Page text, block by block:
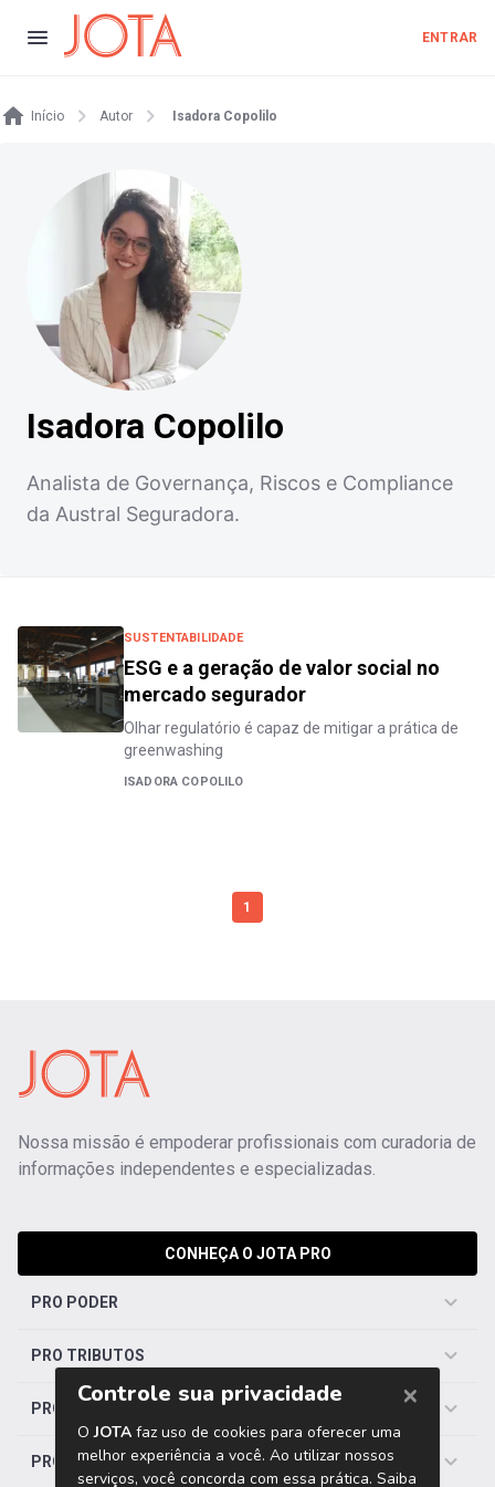
ENTRAR
Início Autor Isadora Copolilo
Isadora Copolilo
Analista de Governança, Riscos e Compliance
da Austral Seguradora.
SUSTENTABILIDADE
ESG e a geração de valor social no
mercado segurador
Olhar regulatório é capaz de mitigar a prática de
greenwashing
ISADORA COPOLILO
1
Nossa missão é empoderar profissionais com curadoria de
informações independentes e especializadas.
CONHEÇA O JOTA PRO
PRO PODER
PRO TRIBUTOS
PRO TRABALHISTA
PRO SAÚDE